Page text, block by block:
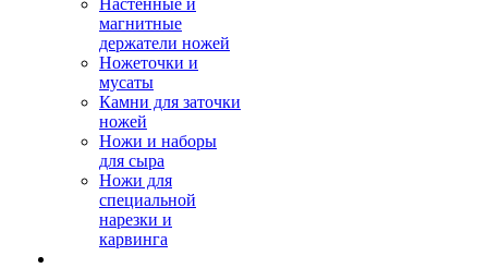
Настенные и
магнитные
держатели ножей
Ножеточки и
мусаты
Камни для заточки
ножей
Ножи и наборы
для сыра
Ножи для
специальной
нарезки и
карвинга